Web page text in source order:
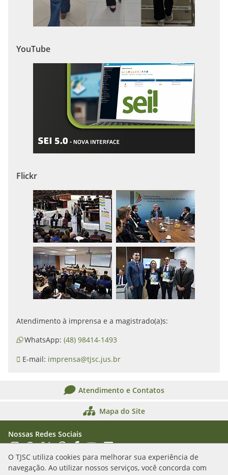
O TJSC utiliza cookies para melhorar sua experiência de
navegação. Ao utilizar nossos serviços, você concorda com
YouTube
Flickr
Atendimento à imprensa e a magistrado(a)s:
WhatsApp: (48) 98414-1493
E-mail: imprensa@tjsc.jus.br
Atendimento e Contatos
Mapa do Site
Nossas Redes Sociais
Acessar Instagram
Acessar WhatsApp
Acessar XAcessar Threads
Acessar Facebook
Acessar YouTube
Acessar Flickr
Acessar SoundCloud